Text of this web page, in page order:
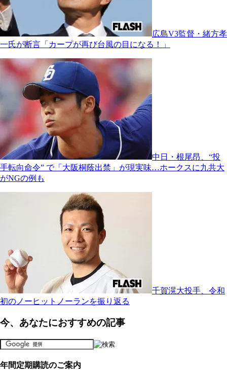
広島V3監督・緒方孝
一氏が断言「カープが再び台風の目になる！」
中日・根尾昂、“投
手転向命令” で「大阪桐蔭出禁」が現実味…ホークスに九共大
がNGの例も
千賀滉大投手、令和
初のノーヒットノーランを振り返る
今、あなたにおすすめの記事
年間定期購読のご案内